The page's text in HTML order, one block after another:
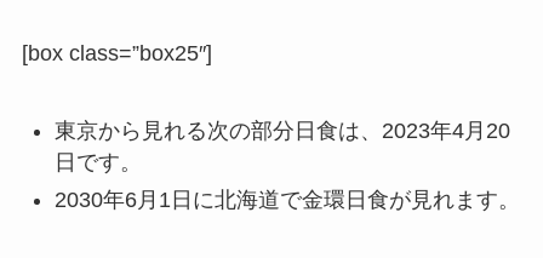
[box class=”box25″]
東京から見れる次の部分日食は、2023年4月20
日です。
2030年6月1日に北海道で金環日食が見れます。